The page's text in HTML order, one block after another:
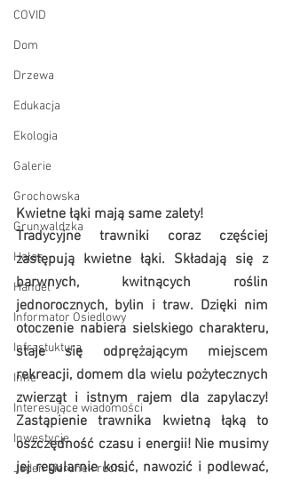
COVID
Dom
Drzewa
Edukacja
Ekologia
Galerie
Grochowska
Grunwaldzka
Hałas
Handel
Informator Osiedlowy
Infrastuktura
Inne
Interesujące wiadomości
Inwestycje
Jeden kierunek ruchu
Kwietne łąki mają same zalety!
Tradycyjne trawniki coraz częściej
zastępują kwietne łąki. Składają się z
barwnych, kwitnących roślin
jednorocznych, bylin i traw. Dzięki nim
otoczenie nabiera sielskiego charakteru,
staje się odprężającym miejscem
rekreacji, domem dla wielu pożytecznych
zwierząt i istnym rajem dla zapylaczy!
Zastąpienie trawnika kwietną łąką to
oszczędność czasu i energii! Nie musimy
jej regularnie kosić, nawozić i podlewać,